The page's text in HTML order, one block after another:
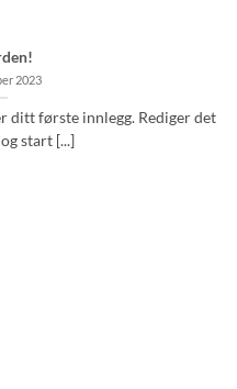
2023
ditt første innlegg. Rediger det
start [...]